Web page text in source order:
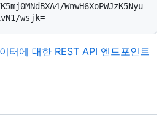
WnwH6XoPWJzK5Nyu
터에 대한 REST API 엔드포인트